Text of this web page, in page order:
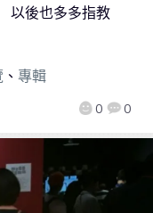
0 0
以後也多多指教
、 專輯